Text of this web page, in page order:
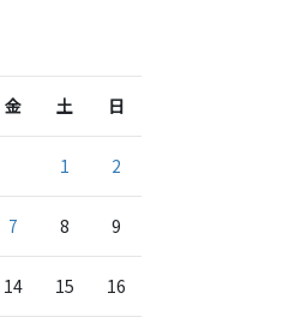
金 土 日
1 2
7 8 9
14 15 16